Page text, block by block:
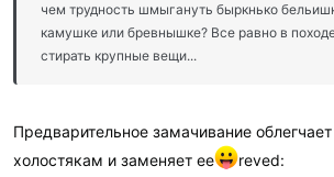
чем трудность шмыгануть быркнько
камушке или бревнышке? Все равно в
стирать крупные вещи...
Предварительное замачивание
холостякам и заменяет ее
reved: